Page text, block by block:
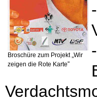
Broschüre zum Projekt„Wir
zeigen die Rote Karte“